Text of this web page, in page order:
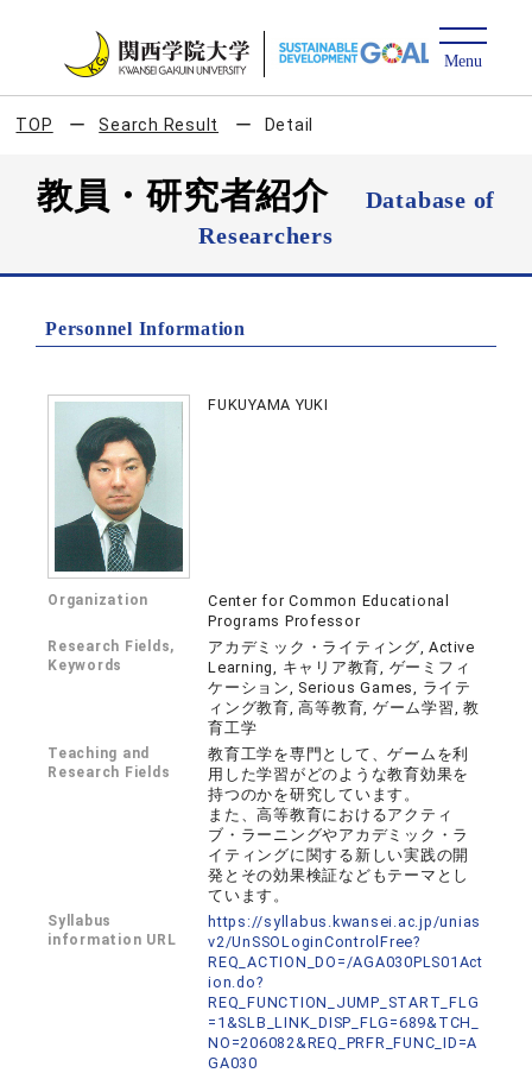
TOP Search Result Detail
教員・研究者紹介
Database of
Researchers
Personnel Information
FUKUYAMA YUKI
Organization
Center for Common Educational
Programs Professor
Research Fields,
Keywords
アカデミック・ライティング, Active
Learning, キャリア教育, ゲーミフィ
ケーション, Serious Games, ライテ
ィング教育, 高等教育, ゲーム学習, 教
育工学
Teaching and
Research Fields
教育工学を専門として、ゲームを利
用した学習がどのような教育効果を
持つのかを研究しています。
また、高等教育におけるアクティ
ブ・ラーニングやアカデミック・ラ
イティングに関する新しい実践の開
発とその効果検証などもテーマとし
ています。
Syllabus
information URL
https://syllabus.kwansei.ac.jp/unias
v2/UnSSOLoginControlFree?
REQ_ACTION_DO=/AGA030PLS01Act
ion.do?
REQ_FUNCTION_JUMP_START_FLG
=1&SLB_LINK_DISP_FLG=689&TCH_
NO=206082&REQ_PRFR_FUNC_ID=A
GA030